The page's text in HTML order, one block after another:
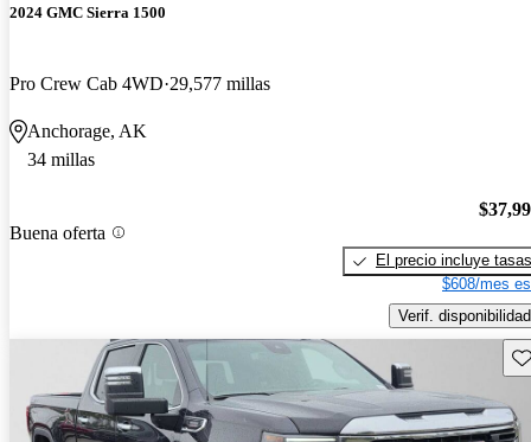
2024 GMC Sierra 1500
Pro Crew Cab 4WD 29,577 millas
Anchorage, AK
34 millas
Buena oferta
El precio incluye tasas
$608/mes
Verif. disponibilidad